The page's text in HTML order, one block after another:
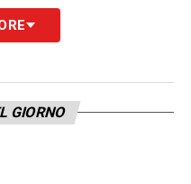
Io vorrei
tra un ginocchio e
e ho notato che è
GIORNO